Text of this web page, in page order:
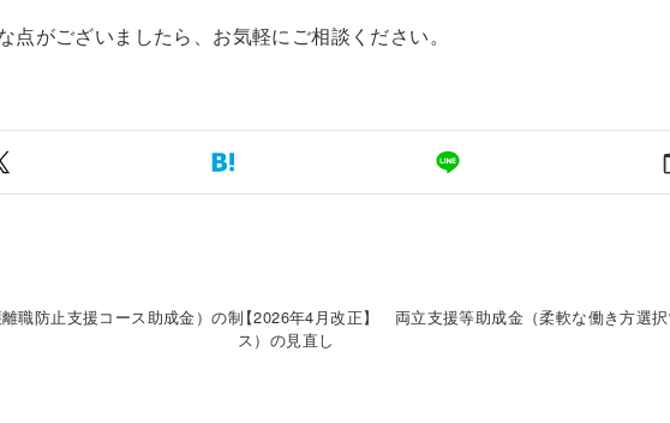
がございましたら、お気軽にご相談ください。
職防止支援コース助成金）の制【2026年4月改正】 両立支援等助成金（柔軟な働き方選
ス）の見直し